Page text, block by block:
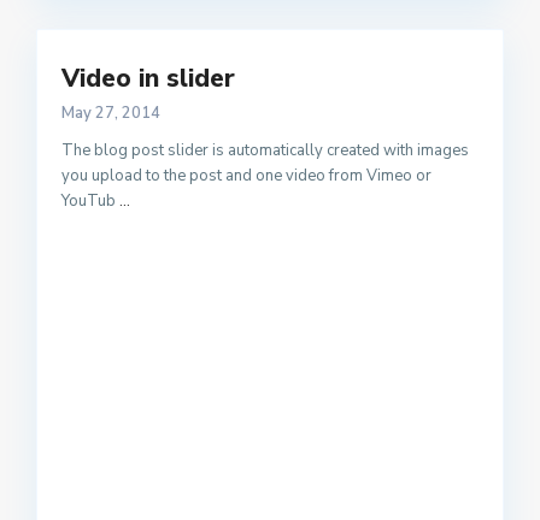
Video in slider
May 27, 2014
The blog post slider is automatically created with images
you upload to the post and one video from Vimeo or
YouTub ...